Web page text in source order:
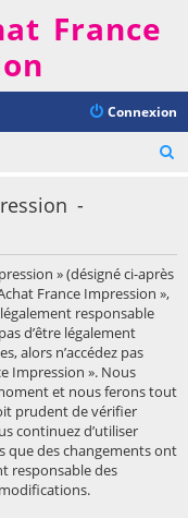
France
Connexion
-
» (désigné ci-après
France Impression »,
responsable
d’être légalement
alors n’accédez pas
Impression ». Nous
et nous ferons tout
prudent de vérifier
continuez d’utiliser
que des changements ont
responsable des